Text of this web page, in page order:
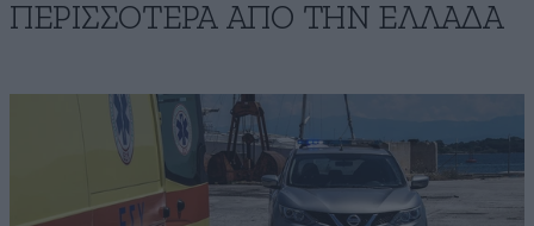
ΠΕΡΙΣΣΟΤΕΡΑ ΑΠΟ ΤΗΝ ΕΛΛΑΔΑ